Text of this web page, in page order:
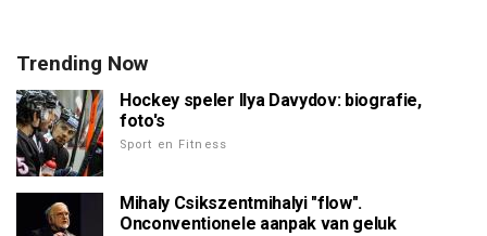
Trending Now
Hockey speler Ilya Davydov: biografie,
foto's
Sport en Fitness
Mihaly Csikszentmihalyi "flow".
Onconventionele aanpak van geluk